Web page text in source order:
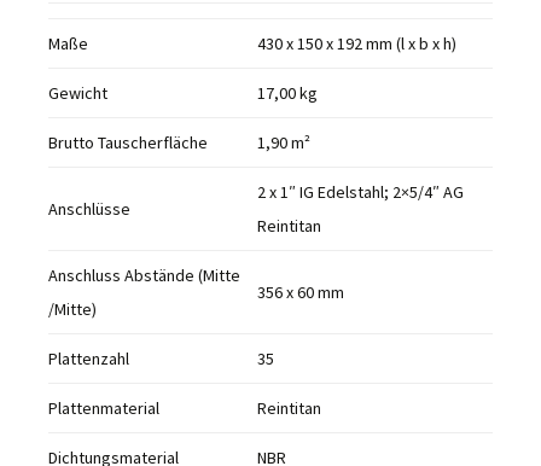
Maße 430 x 150 x 192 mm (l x b x h)
Gewicht 17,00 kg
Brutto Tauscherfläche 1,90 m²
Anschlüsse
2 x 1″ IG Edelstahl; 2×5/4″ AG
Reintitan
Anschluss Abstände (Mitte
/Mitte)
356 x 60 mm
Plattenzahl 35
Plattenmaterial Reintitan
Dichtungsmaterial NBR